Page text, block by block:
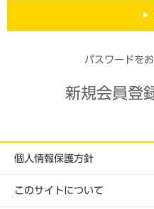
パスワードを
新規会員登
個人情報保護方針
このサイトについて